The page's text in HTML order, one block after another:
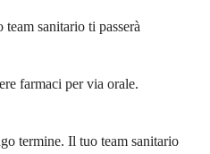
sanitario ti passerà
farmaci per via orale.
termine. Il tuo team sanitario